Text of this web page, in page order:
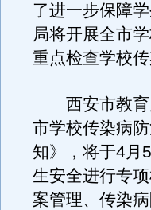
了进一步保障
局将开展全市
重点检查学校
西安市教育
市学校传染病
知》，将于4月
生安全进行专
案管理、传染